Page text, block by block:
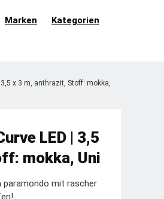
Marken Kategorien
x 3 m, anthrazit, Stoff: mokka,
LED | 3,5
mokka, Uni
mit rascher